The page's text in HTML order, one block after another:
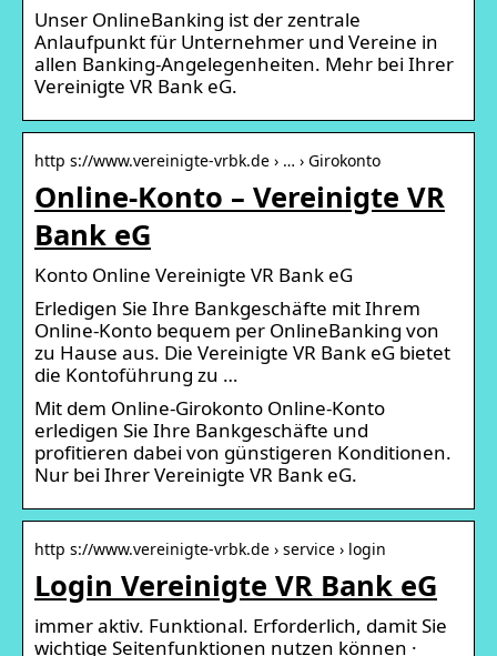
Unser OnlineBanking ist der zentrale
Anlaufpunkt für Unternehmer und Vereine in
allen Banking-Angelegenheiten. Mehr bei Ihrer
Vereinigte VR Bank eG.
http s://www.vereinigte-vrbk.de › … › Girokonto
Online-Konto – Vereinigte VR
Bank eG
Konto Online Vereinigte VR Bank eG
Erledigen Sie Ihre Bankgeschäfte mit Ihrem
Online-Konto bequem per OnlineBanking von
zu Hause aus. Die Vereinigte VR Bank eG bietet
die Kontoführung zu …
Mit dem Online-Girokonto Online-Konto
erledigen Sie Ihre Bankgeschäfte und
profitieren dabei von günstigeren Konditionen.
Nur bei Ihrer Vereinigte VR Bank eG.
http s://www.vereinigte-vrbk.de › service › login
Login Vereinigte VR Bank eG
immer aktiv. Funktional. Erforderlich, damit Sie
wichtige Seitenfunktionen nutzen können ·